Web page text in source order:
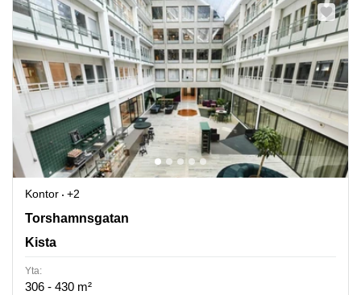
Kontor
+2
Torshamnsgatan 35, Kista
Torshamnsgatan
Kista
Yta:
306 - 430 m²